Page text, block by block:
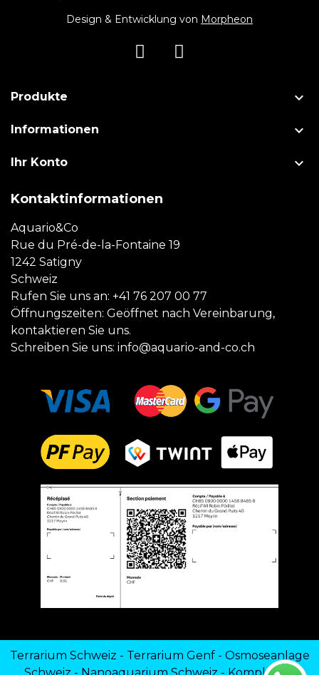
Design & Entwicklung von Morpheon
Produkte 
Informationen 
Ihr Konto 
Kontaktinformationen
Aquario&Co
Rue du Pré-de-la-Fontaine 19
1242 Satigny
Schweiz
Rufen Sie uns an: +41 76 207 00 77
Öffnungszeiten: Geöffnet nach Vereinbarung,
kontaktieren Sie uns.
Schreiben Sie uns: info@aquario-and-co.ch
Terrarium Schweiz - Terrarium Genf- Osmoseanlage
Schweiz - Nanoaquarium Schweiz - Komplettes